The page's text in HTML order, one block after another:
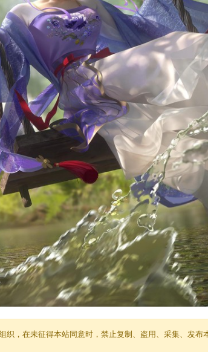
，在未征得本站同意时，禁止复制、盗用、采集、发